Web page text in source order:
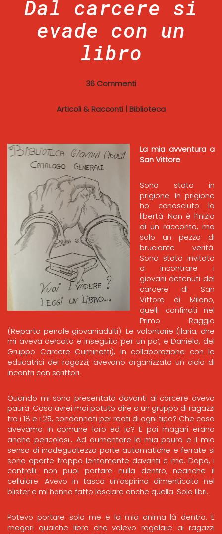
Dal carcere si
evade con un
libro
36 Commenti
Articoli & Racconti| Biblioteca
La mia avventura a
San Vittore
Sono stato in
prigione. In prigione
ho conosciuto la
libertà. Non è l’inizio
di un racconto, ma
solo un pezzo di
bruciante verità.
Sono stato invitato
a incontrare i
giovani detenuti del
carcere di San
Vittore di Milano,
quelli confinati nel
Primo Raggio
(Reparto penale giovaniadulti). Le volontarie (Ilaria, che
mi aveva cercato e inseguito per un po’, e Daniela, del
Gruppo Carcere Cuminetti), in collaborazione con le
educatrici dei ragazzi, avevano organizzato un ciclo di
incontri con scrittori.
Quando mi sono presentato davanti al carcere avevo
paura. Cosa avrei mai potuto dire a un gruppo di ragazzi
tra i 18 e i 25, condannati per reati di ogni tipo? Che cosa
avevamo in comune loro ed io? E poi magari erano
anche pericolosi… Ad aumentare la mia paura e il mio
senso di inadeguatezza porte automatiche e ferrate si
sono aperte troppo lentamente davanti a me. Dopo, i
controlli: non puoi portare nulla dentro, neanche il
cellulare. Avevo in tasca un’aspirina dimenticata nel
blister e mi hanno fatto lasciare anche quella. Solo libri.
Potevo portare solo me e la mia anima là dentro. E
magari qualche libro che volevo regalare ai ragazzi